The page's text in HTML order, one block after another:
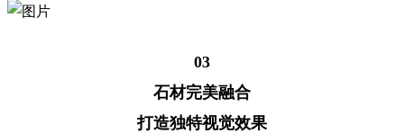
03
石材完美融合
打造独特视觉效果